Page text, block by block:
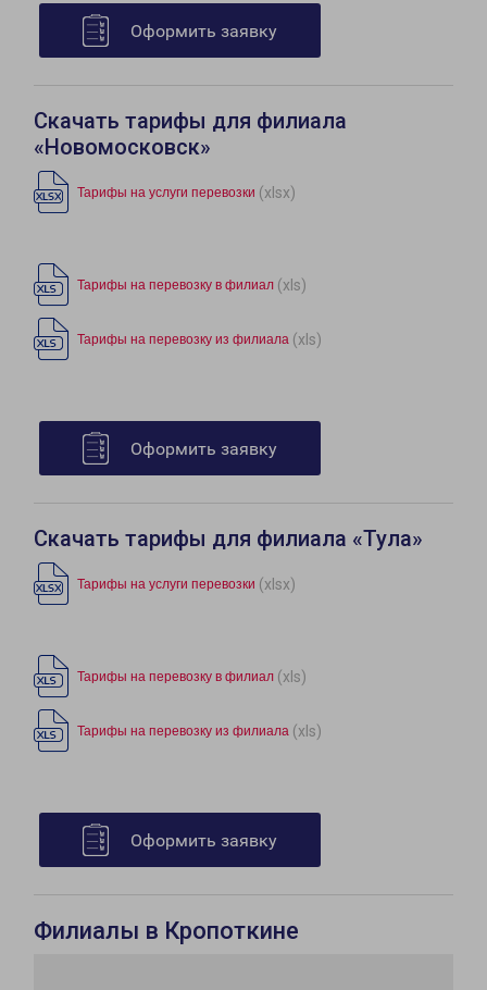
Оформить заявку
Скачать тарифы для филиала
«Новомосковск»
Тарифы на услуги перевозки (xlsx)
Тарифы на перевозку в филиал (xls)
Тарифы на перевозку из филиала (xls)
Оформить заявку
Скачать тарифы для филиала «Тула»
Тарифы на услуги перевозки (xlsx)
Тарифы на перевозку в филиал (xls)
Тарифы на перевозку из филиала (xls)
Оформить заявку
Филиалы в Кропоткине